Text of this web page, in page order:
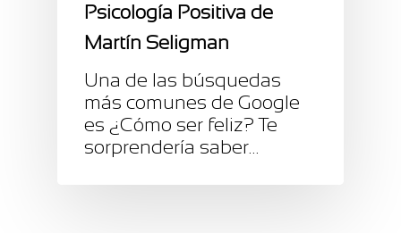
Psicología Positiva de
Martín Seligman
Una de las búsquedas
más comunes de Google
es ¿Cómo ser feliz? Te
sorprendería saber…